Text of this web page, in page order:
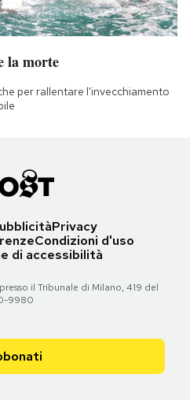
la morte
per rallentare l'invecchiamento
Privacy
Condizioni d'uso
di accessibilità
il Tribunale di Milano, 419 del
9980